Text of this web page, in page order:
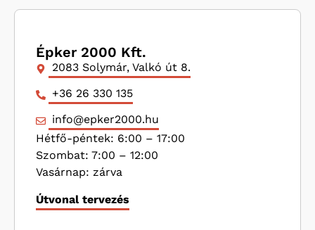
Épker 2000 Kft.
2083 Solymár, Valkó út 8.
+36 26 330 135
info@epker2000.hu
Hétfő-péntek: 6:00 – 17:00
Szombat: 7:00 – 12:00
Vasárnap: zárva
Útvonal tervezés